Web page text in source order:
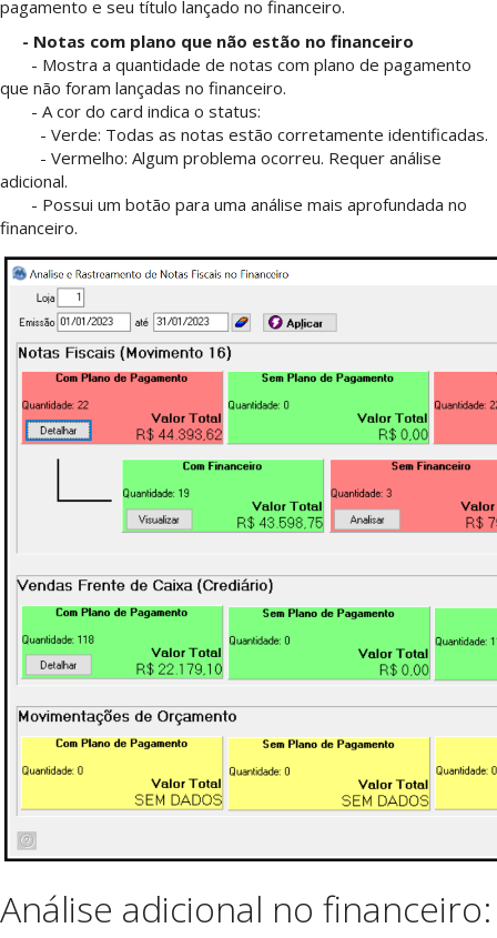
pagamento e seu título lançado no financeiro.
- Notas com plano que não estão no financeiro
- Mostra a quantidade de notas com plano de pagamento
que não foram lançadas no financeiro.
- A cor do card indica o status:
- Verde: Todas as notas estão corretamente identificadas.
- Vermelho: Algum problema ocorreu. Requer análise
adicional.
- Possui um botão para uma análise mais aprofundada no
financeiro.
Análise adicional no financeiro: